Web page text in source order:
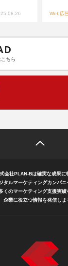
Web広
ちら
会社PLAN-Bは確実な成果に
タルマーケティングカンパニ
くのマーケティング支援実績
企業に役立つ情報を発信しま